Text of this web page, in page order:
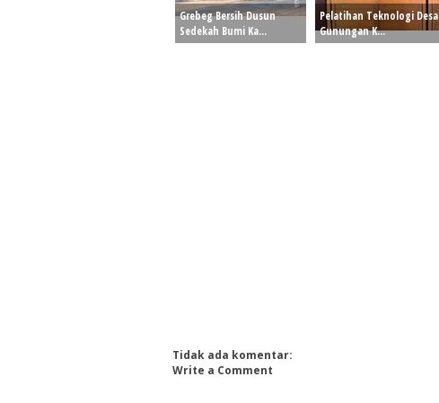
Grebeg Bersih Dusun
Sedekah Bumi Ka...
Pelatihan Teknologi Desa
Gunungan K...
Tidak ada komentar:
Write a Comment